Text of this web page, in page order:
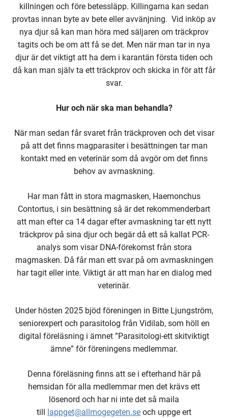
killningen och före betessläpp. Killingarna kan sedan
provtas innan byte av bete eller avvänjning. Vid inköp av
nya djur så kan man höra med säljaren om träckprov
tagits och be om att få se det. Men när man tar in nya
djur är det viktigt att ha dem i karantän första tiden och
då kan man själv ta ett träckprov och skicka in för att får
svar.
Hur och när ska man behandla?
När man sedan får svaret från träckproven och det visar
på att det finns magparasiter i besättningen tar man
kontakt med en veterinär som då avgör om det finns
behov av avmaskning.
Har man fått in stora magmasken, Haemonchus
Contortus, i sin besättning så är det rekommenderbart
att man efter ca 14 dagar efter avmaskning tar ett nytt
träckprov på sina djur och begär då ett så kallat PCR-
analys som visar DNA-förekomst från stora
magmasken. Då får man ett svar på om avmaskningen
har tagit eller inte. Viktigt är att man har en dialog med
veterinär.
Under hösten 2025 bjöd föreningen in Bitte Ljungström,
seniorexpert och parasitolog från Vidilab, som höll en
digital föreläsning i ämnet ”Parasitologi-ett skitviktigt
ämne” för föreningens medlemmar.
Denna föreläsning finns att se i efterhand här på
hemsidan för alla medlemmar men det krävs ett
lösenord och har ni inte det så maila
till
lappget@allmogegeten.se och uppge ert